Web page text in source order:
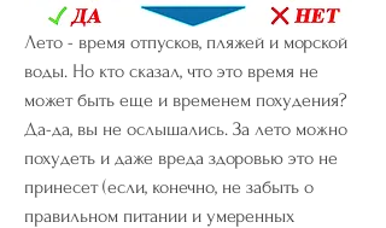
Лето - время отпусков, пляжей и морской
воды. Но кто сказал, что это время не
может быть еще и временем похудения?
Да-да, вы не ослышались. За лето можно
похудеть и даже вреда здоровью это не
принесет (если, конечно, не забыть о
правильном питании и умеренных